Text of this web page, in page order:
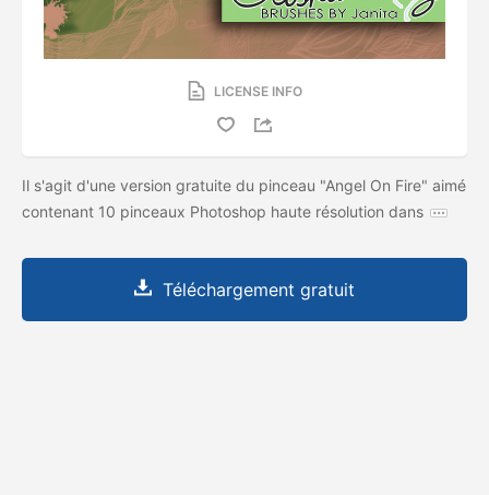
LICENSE INFO
Il s'agit d'une version gratuite du pinceau "Angel On Fire" aimé
contenant 10 pinceaux Photoshop haute résolution dans
Téléchargement gratuit